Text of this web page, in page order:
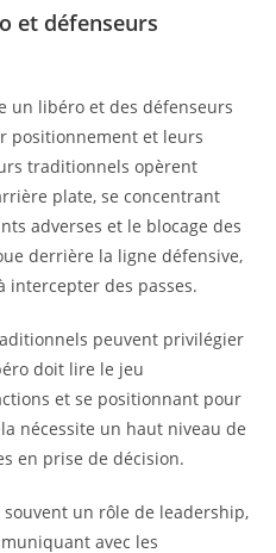
et défenseurs
un libéro et des défenseurs
positionnement et leurs
traditionnels opèrent
plate, se concentrant
adverses et le blocage des
derrière la ligne défensive,
intercepter des passes.
peuvent privilégier
doit lire le jeu
et se positionnant pour
nécessite un haut niveau de
en prise de décision.
un rôle de leadership,
avec les